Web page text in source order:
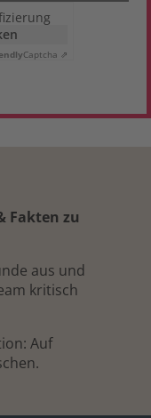
Captcha ⇗
Fakten zu
aus und
kritisch
Auf